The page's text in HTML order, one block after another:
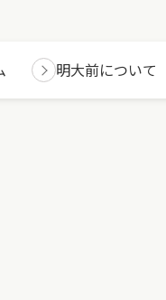
明大前について